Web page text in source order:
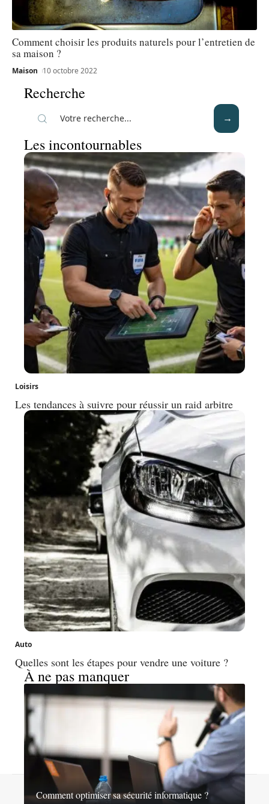
Comment choisir les produits naturels pour l’entretien de
sa maison ?
Maison 10 octobre 2022
Recherche
Les incontournables
Loisirs
Les tendances à suivre pour réussir un raid arbitre
Auto
Quelles sont les étapes pour vendre une voiture ?
À ne pas manquer
Comment optimiser sa sécurité informatique ?
Mentions légales Sitemap